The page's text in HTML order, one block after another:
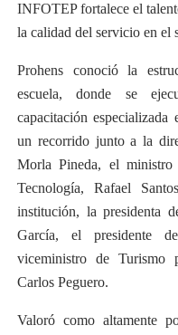
INFOTEP fortalece el
la calidad del servicio en el
Prohens conoció la
escuela, donde se
capacitación
un recorrido junto a la
Morla Pineda, el
Tecnología, Rafael
institución, la presidenta
García, el presidente
viceministro de Turismo
Carlos Peguero.
Valoró como altamente